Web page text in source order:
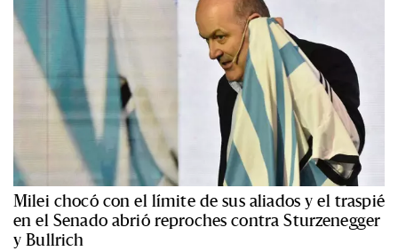
Milei chocó con el límite de sus aliados y el traspié
en el Senado abrió reproches contra Sturzenegger
y Bullrich